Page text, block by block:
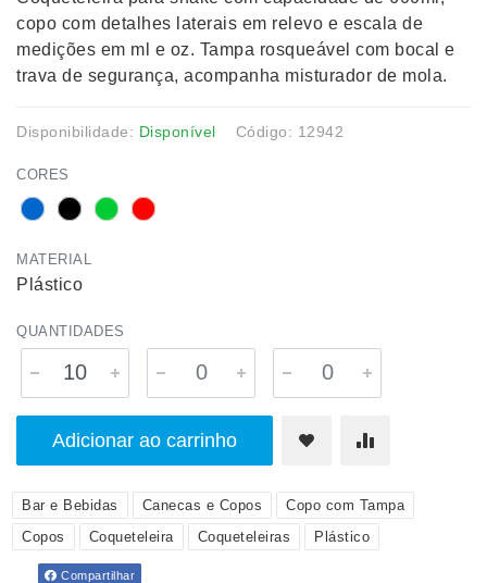
copo com detalhes laterais em relevo e escala de
medições em ml e oz. Tampa rosqueável com bocal e
trava de segurança, acompanha misturador de mola.
Disponibilidade: Disponível Código: 12942
CORES
MATERIAL
Plástico
QUANTIDADES
Adicionar ao carrinho
Bar e Bebidas Canecas e Copos
Copo com Tampa
Copos
Coqueteleira Coqueteleiras Plástico
Compartilhar